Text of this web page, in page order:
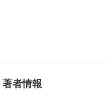
著者情報